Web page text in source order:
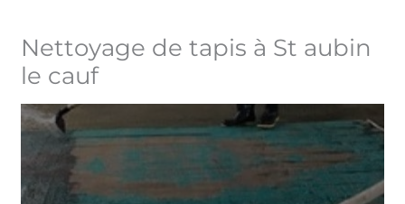
Nettoyage de tapis à St aubin
le cauf